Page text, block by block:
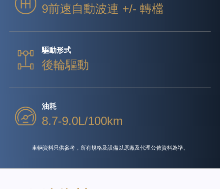
9前速自動波連 +/- 轉檔
驅動形式
後輪驅動
油耗
8.7-9.0L/100km
車輛資料只供參考，所有規格及設備以原廠及代理公佈資料為準。